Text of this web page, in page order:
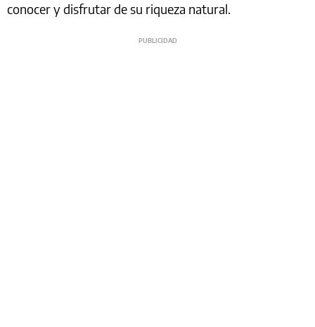
conocer y disfrutar de su riqueza natural.